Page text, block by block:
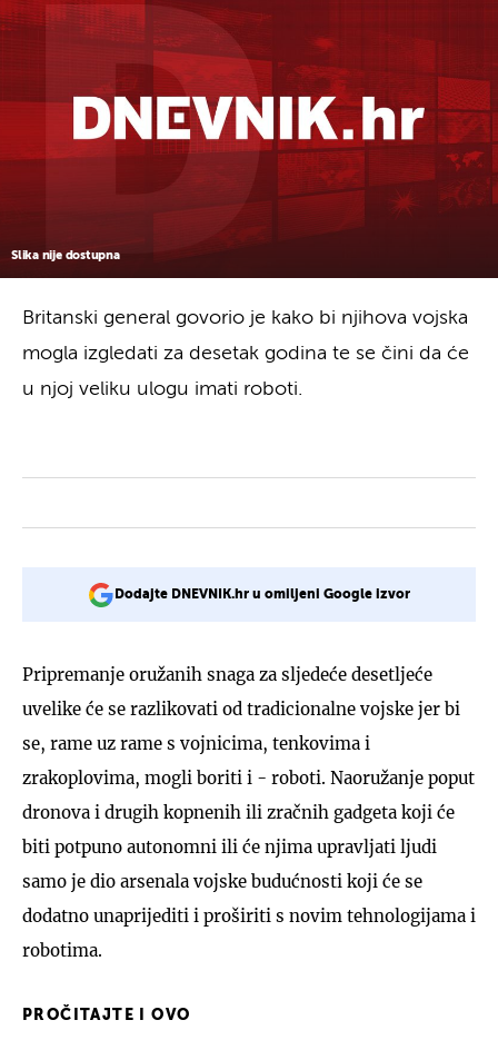
Slika nije dostupna
Britanski general govorio je kako bi njihova vojska
mogla izgledati za desetak godina te se čini da će
u njoj veliku ulogu imati roboti.
Dodajte DNEVNIK.hr u omiljeni Google izvor
Pripremanje oružanih snaga za sljedeće desetljeće
uvelike će se razlikovati od tradicionalne vojske jer bi
se, rame uz rame s vojnicima, tenkovima i
zrakoplovima, mogli boriti i - roboti. Naoružanje poput
dronova i drugih kopnenih ili zračnih gadgeta koji će
biti potpuno autonomni ili će njima upravljati ljudi
samo je dio arsenala vojske budućnosti koji će se
dodatno unaprijediti i proširiti s novim tehnologijama i
robotima.
PROČITAJTE I OVO